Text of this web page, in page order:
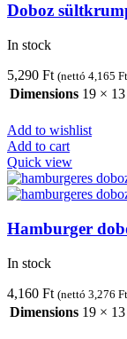
Doboz
In stock
5,290 Ft (nettó 4,165 Ft
Dimensions 19 ×
Add to wishlist
Add to cart
Quick view
Hamburger
In stock
4,160 Ft (nettó 3,276 Ft
Dimensions 19 ×